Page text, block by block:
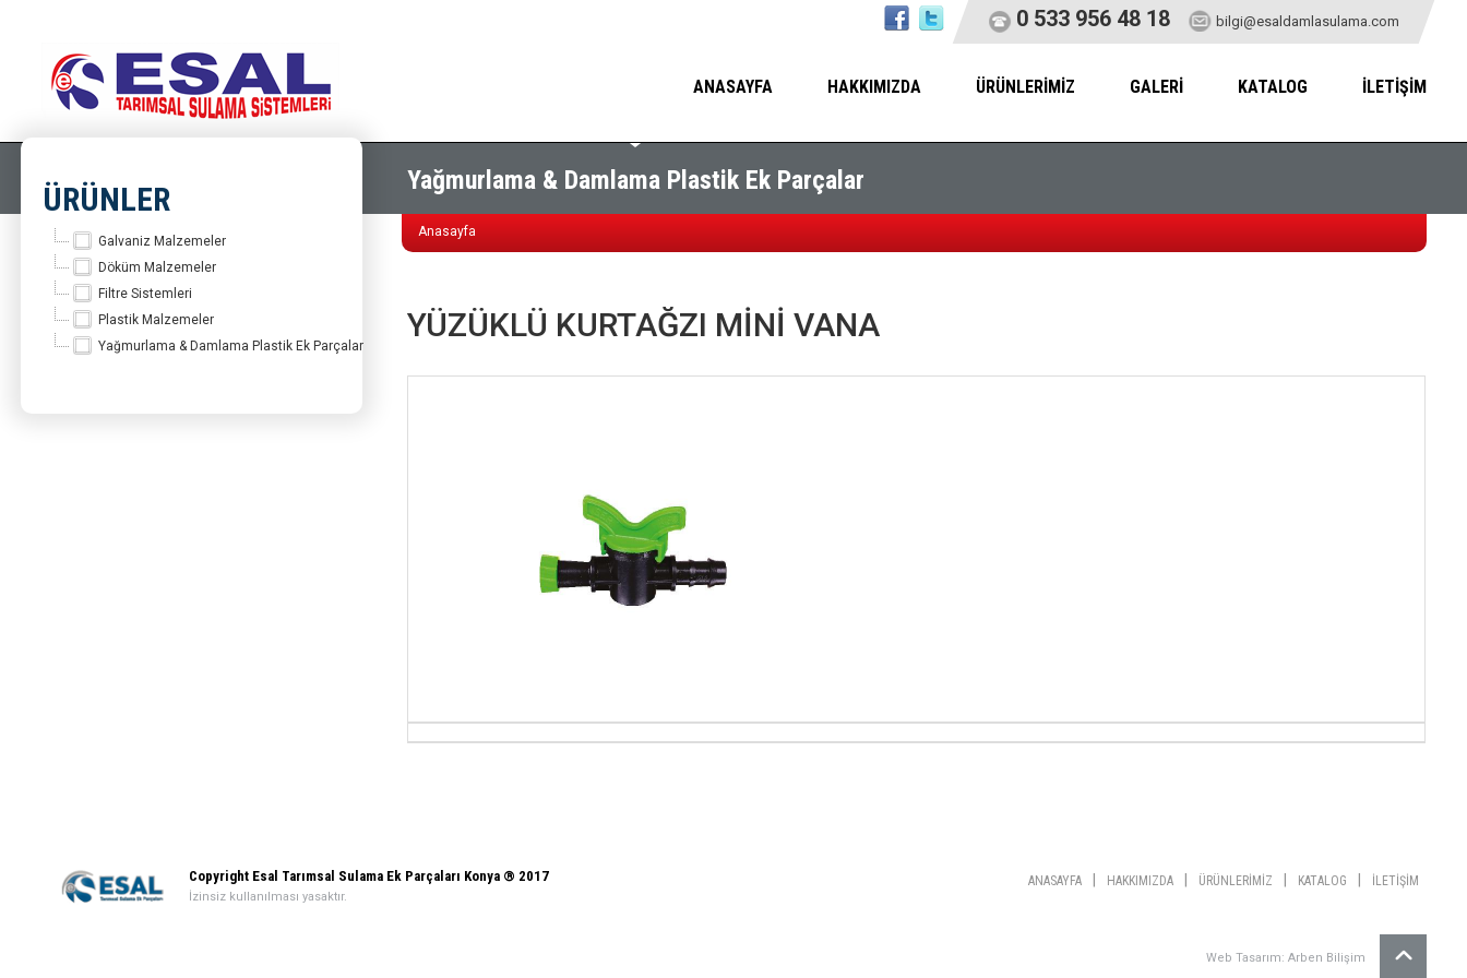
0 533 956 48 18 bilgi@esaldamlasulama.com
ANASAYFA HAKKIMIZDA ÜRÜNLERİMİZ GALERİ KATALOG İLETİŞİM
ÜRÜNLER
Galvaniz Malzemeler
Döküm Malzemeler
Filtre Sistemleri
Plastik Malzemeler
Yağmurlama & Damlama Plastik Ek Parçalar
Yağmurlama & Damlama Plastik Ek Parçalar
Anasayfa
YÜZÜKLÜ KURTAĞZI MİNİ VANA
Copyright Esal Tarımsal Sulama Ek Parçaları Konya ® 2017
İzinsiz kullanılması yasaktır.
ANASAYFA HAKKIMIZDA ÜRÜNLERİMİZ KATALOG İLETİŞİM
Web Tasarım: Arben Bilişim